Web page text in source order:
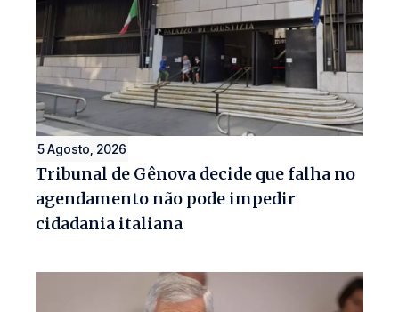
5 Agosto, 2026
Tribunal de Gênova decide que falha no
agendamento não pode impedir
cidadania italiana